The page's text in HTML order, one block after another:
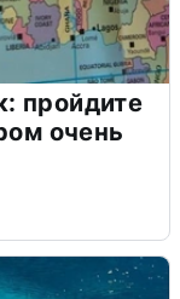
пройдите
очень